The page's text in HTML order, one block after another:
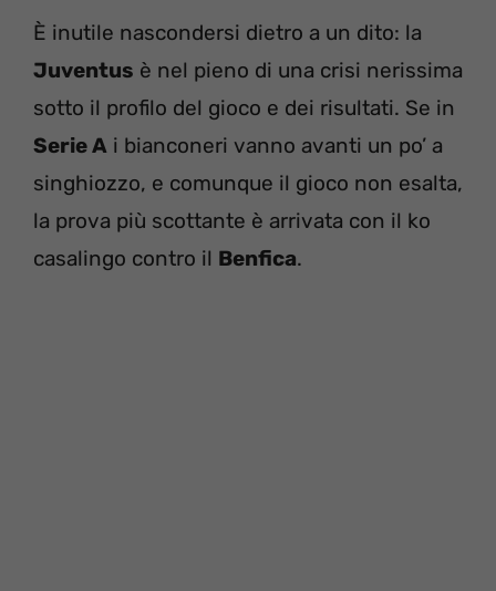
È inutile nascondersi dietro a un dito: la
Juventus è nel pieno di una crisi nerissima
sotto il profilo del gioco e dei risultati. Se in
Serie A i bianconeri vanno avanti un po’ a
singhiozzo, e comunque il gioco non esalta,
la prova più scottante è arrivata con il ko
casalingo contro il Benfica.